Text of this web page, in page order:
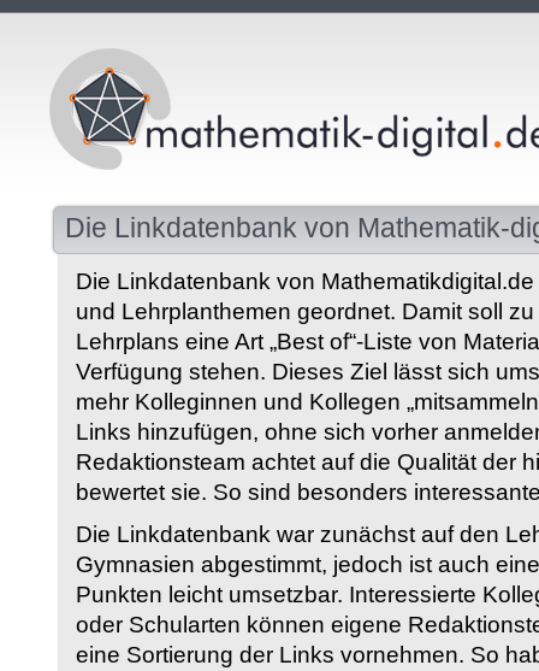
Die Linkdatenbank von Mathematik-
Die Linkdatenbank von
und Lehrplanthemen geordnet. Damit soll
Lehrplans eine Art „Best of“-Liste von
Verfügung stehen. Dieses Ziel lässt sich
mehr Kolleginnen und Kollegen
Links hinzufügen, ohne sich vorher
Redaktionsteam achtet auf die Qualität der
bewertet sie. So sind besonders
Die Linkdatenbank war zunächst auf den
Gymnasien abgestimmt, jedoch ist auch
Punkten leicht umsetzbar. Interessierte
oder Schularten können eigene
eine Sortierung der Links vornehmen. So